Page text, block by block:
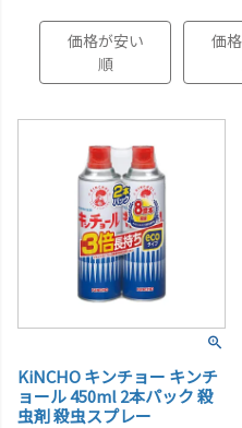
価格が安い
順
価
KiNCHO キンチョー キンチ
ョール 450ml 2本パック 殺
虫剤 殺虫スプレー